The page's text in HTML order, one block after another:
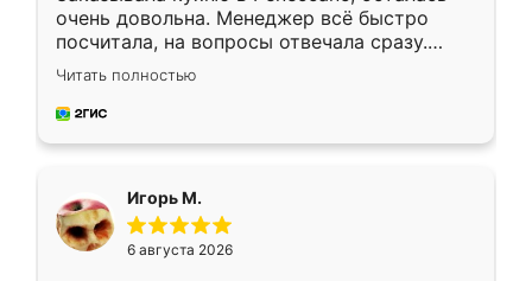
очень довольна. Менеджер всё быстро
посчитала, на вопросы отвечала сразу.
Замерщик приехал в субботу, подошёл к
делу со всей ответственностью. Собрали
за день, ребята работали аккуратно, даже
Читать полностью
Игорь М.
6 августа 2026